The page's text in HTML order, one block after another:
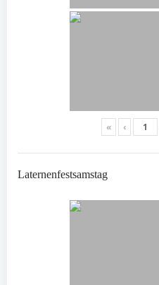
« ‹
Laternenfestsamstag